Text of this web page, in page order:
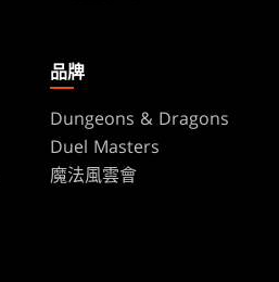
品牌
Dungeons & Dragons
Duel Masters
魔法風雲會